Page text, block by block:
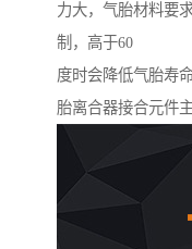
力大，气胎材料要
制，高于60
度时会降低气胎寿
胎离合器接合元件